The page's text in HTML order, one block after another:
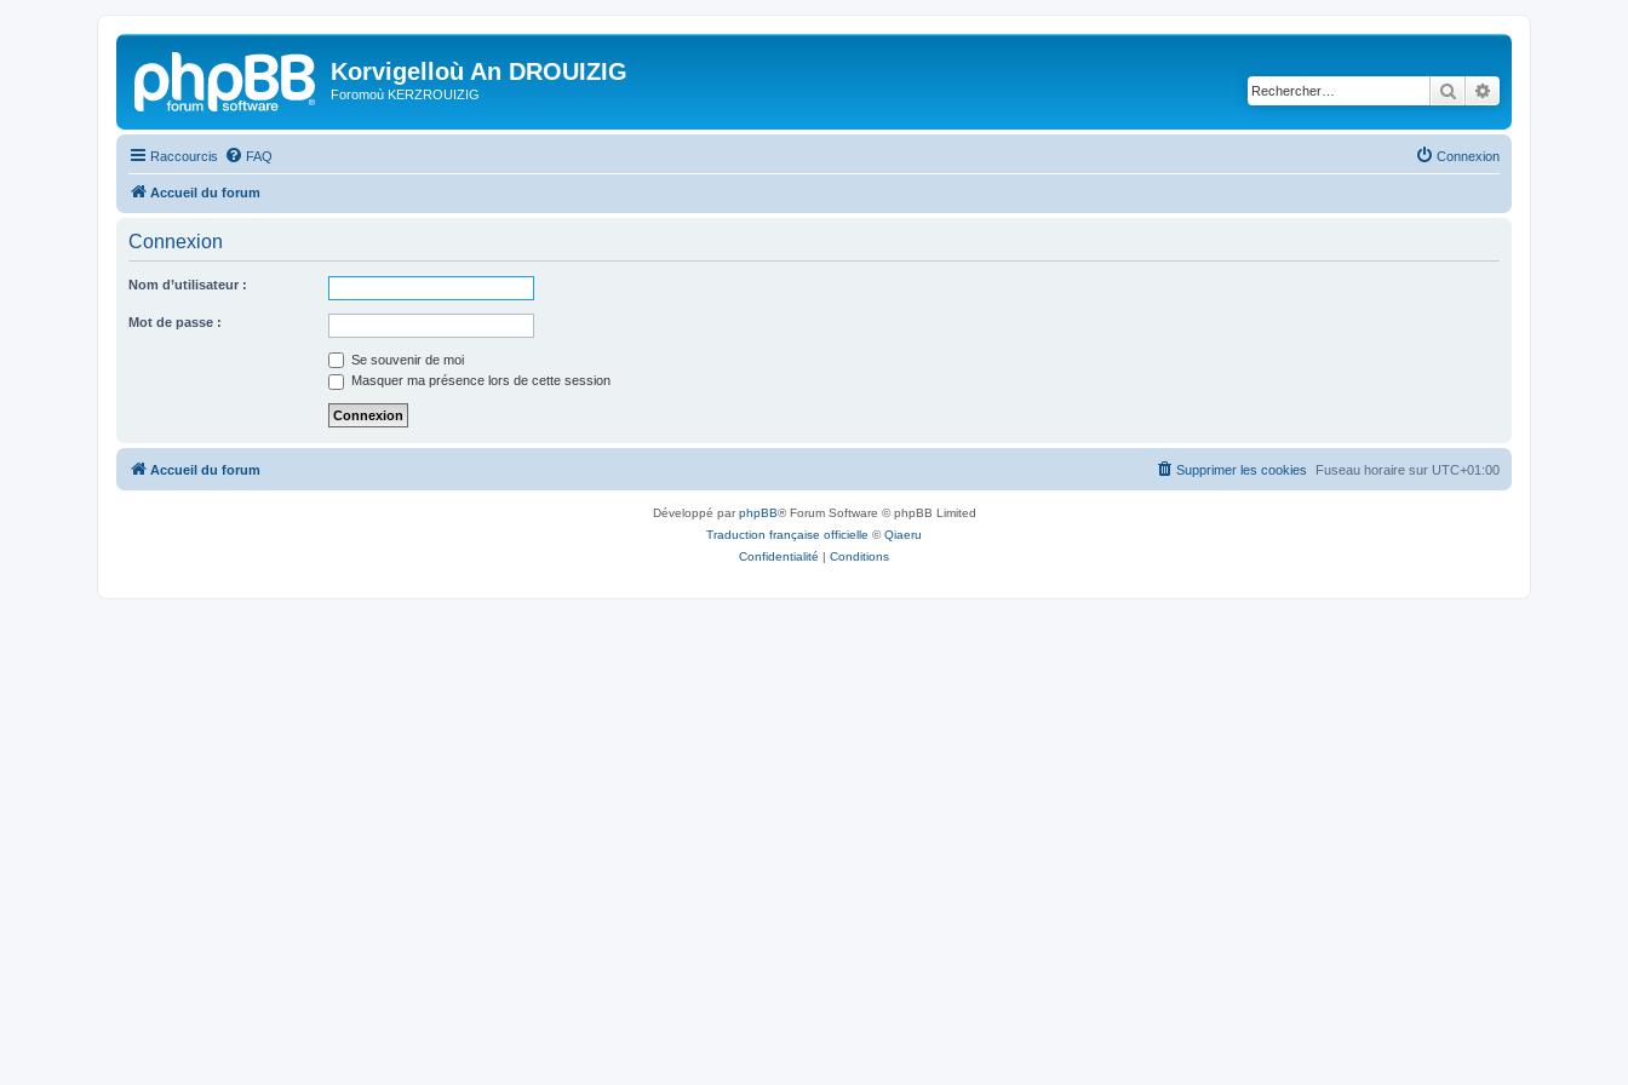
Korvigelloù An DROUIZIG
Foromoù KERZROUIZIG Rechercher
Raccourcis FAQ Connexion
Accueil du forum
Connexion
Nom d’utilisateur :
Mot de passe :
Se souvenir de moi
Masquer ma présence lors de cette session
Accueil du forum Fuseau horaire sur UTC+01:00
Supprimer les cookies
Développé parphpBB® Forum Software © phpBB Limited
Traduction française officielle ©Qiaeru
Confidentialité | Conditions